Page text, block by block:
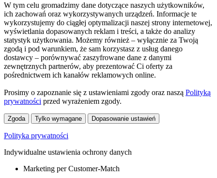
W tym celu gromadzimy dane dotyczące naszych użytkowników,
ich zachowań oraz wykorzystywanych urządzeń. Informacje te
wykorzystujemy do ciągłej optymalizacji naszej strony internetowej,
wyświetlania dopasowanych reklam i treści, a także do analizy
statystyk użytkowania. Możemy również – wyłącznie za Twoją
zgodą i pod warunkiem, że sam korzystasz z usług danego
dostawcy – porównywać zaszyfrowane dane z danymi
zewnętrznych partnerów, aby prezentować Ci oferty za
pośrednictwem ich kanałów reklamowych online.
Prosimy o zapoznanie się z ustawieniami zgody oraz naszą Polityką
prywatności przed wyrażeniem zgody.
Zgoda Tylko wymagane Dopasowanie ustawień
Polityka prywatności
Indywidualne ustawienia ochrony danych
Marketing per Customer-Match